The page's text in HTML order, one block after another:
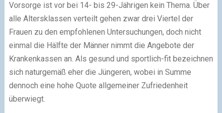
Vorsorge ist vor bei 14- bis 29-Jährigen kein Thema. Über
alle Altersklassen verteilt gehen zwar drei Viertel der
Frauen zu den empfohlenen Untersuchungen, doch nicht
einmal die Hälfte der Männer nimmt die Angebote der
Krankenkassen an. Als gesund und sportlich-fit bezeichnen
sich naturgemäß eher die Jüngeren, wobei in Summe
dennoch eine hohe Quote allgemeiner Zufriedenheit
überwiegt.